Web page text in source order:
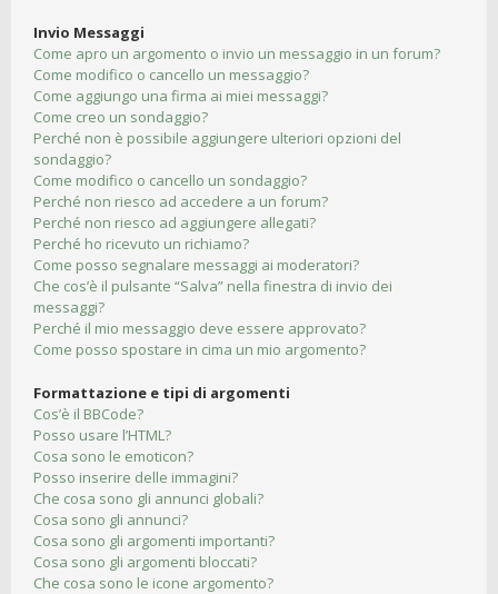
Invio Messaggi
Come apro un argomento o invio un messaggio in un forum?
Come modifico o cancello un messaggio?
Come aggiungo una firma ai miei messaggi?
Come creo un sondaggio?
Perché non è possibile aggiungere ulteriori opzioni del
sondaggio?
Come modifico o cancello un sondaggio?
Perché non riesco ad accedere a un forum?
Perché non riesco ad aggiungere allegati?
Perché ho ricevuto un richiamo?
Come posso segnalare messaggi ai moderatori?
Che cos’è il pulsante “Salva” nella finestra di invio dei
messaggi?
Perché il mio messaggio deve essere approvato?
Come posso spostare in cima un mio argomento?
Formattazione e tipi di argomenti
Cos’è il BBCode?
Posso usare l’HTML?
Cosa sono le emoticon?
Posso inserire delle immagini?
Che cosa sono gli annunci globali?
Cosa sono gli annunci?
Cosa sono gli argomenti importanti?
Cosa sono gli argomenti bloccati?
Che cosa sono le icone argomento?